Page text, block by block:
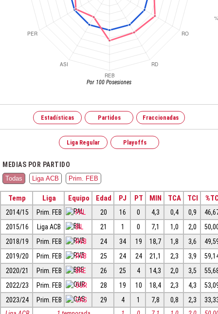
Por 100 Posesiones
Estadísticas Partidos Fraccionadas
Liga Regular Playoffs
MEDIAS POR PARTIDO
Todas Liga ACB Prim. FEB
Temp Liga Equipo Edad PJ PT MIN TCA TCI
2014/15 Prim. FEB PAL 20 16 0 4,3 0,4 0,9
2015/16
Liga ACB BIL 21 1 0 7,1 1,0 2,0
2018/19
Prim. FEB RVB 24 34 19 18,7 1,8 3,6
2019/20
Prim. FEB RVB 25 24 24 21,1 2,3 3,9
2020/21
Prim. FEB BRE 26 25 4 14,3 2,0 3,5
2022/23
Prim. FEB OUR 28 19 10 18,4 2,3 4,3
2023/24
Prim. FEB CAS 29 4 1 7,8 0,8 2,3